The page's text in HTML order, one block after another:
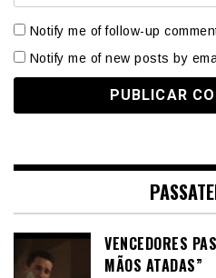
Notify me of follow-up
Notify me of new posts by
VENCEDORES
MÃOS ATADAS”